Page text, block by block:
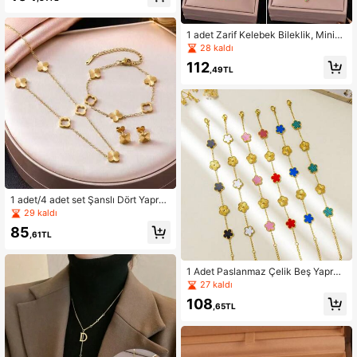
1 adet/4 adet set Şanslı Dört Yaprak
lı Yonca Çiçeği Oyma Bileklik Kolye
Küpe Titanyum Çelik 18K Takı Seti
29 kaldı
85 ,61TL
1 adet Zarif Kelebek Bileklik, Minim
alist Lüks Çok Yönlü Paslanmaz Çel
ik Kadın Takısı
28 kaldı
112 ,49TL
1 Adet Paslanmaz Çelik Beş Yaprak
lı Çiçek Sedef Bileklik, Vakum Kapl
ama, Solmaya Dayanıklı Takı
27 kaldı
108 ,65TL